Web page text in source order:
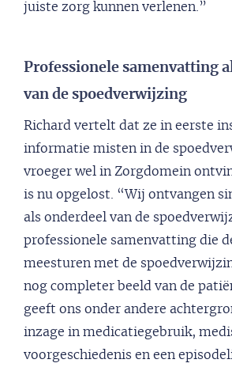
juiste zorg kunnen verlenen.”
Professionele samenvatting
van de spoedverwijzing
Richard vertelt dat ze in eerste
informatie misten in de
vroeger wel in Zorgdomein
is nu opgelost. “Wij ontvangen
als onderdeel van de
professionele samenvatting die
meesturen met de
nog completer beeld van de
geeft ons onder andere
inzage in medicatiegebruik,
voorgeschiedenis en een